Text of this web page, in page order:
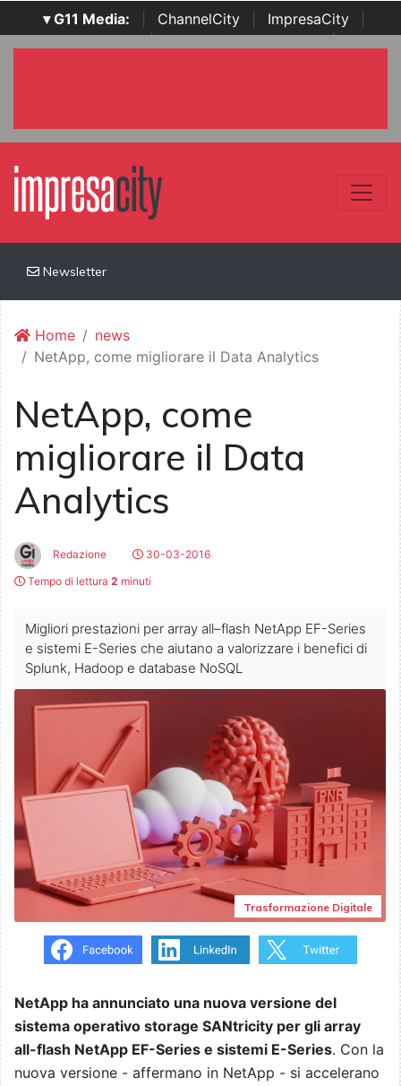
▾ G11 Media: ChannelCity ImpresaCity
SecurityOpenLab | Italian Channel Awards | Italian
Newsletter
Home
news
NetApp, come migliorare il Data Analytics
NetApp, come
migliorare il Data
Analytics
Redazione
30-03-2016
Tempo di lettura 2 minuti
Migliori prestazioni per array all–flash NetApp EF-Series
e sistemi E-Series che aiutano a valorizzare i benefici di
Splunk, Hadoop e database NoSQL
Trasformazione Digitale
NetApp ha annunciato una nuova versione del
sistema operativo storage SANtricity per gli array
all-flash NetApp EF-Series e sistemi E-Series. Con la
nuova versione - affermano in NetApp - si accelerano